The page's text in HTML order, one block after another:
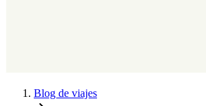
Blog de viajes